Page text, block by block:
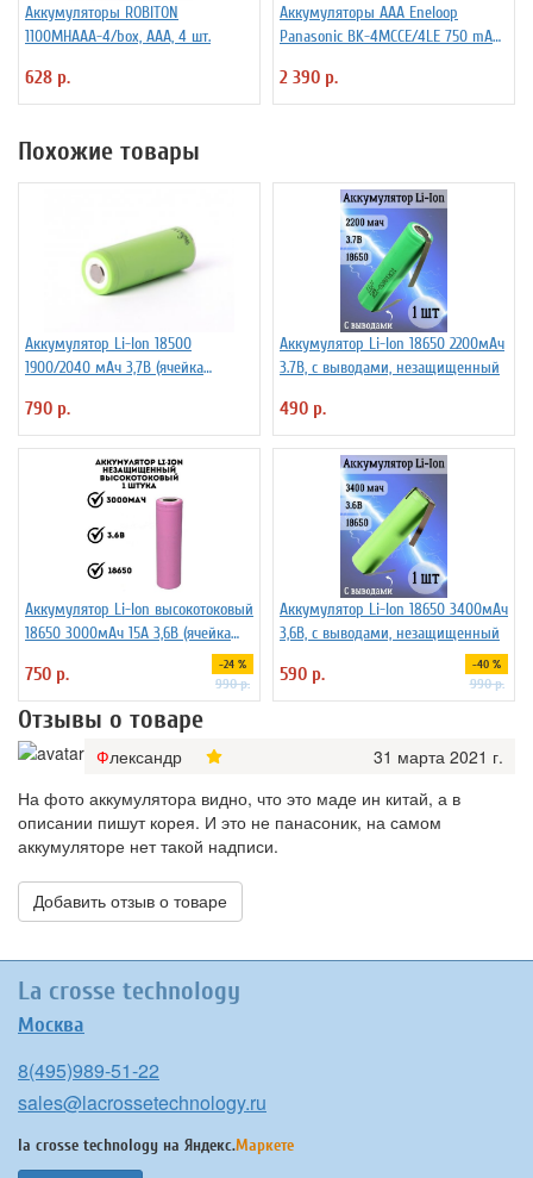
Аккумуляторы ROBITON
1100MHAAA-4/box, ААА, 4 шт.
628 р.
Аккумуляторы ААА Еneloop
Panasonic BK-4MCCE/4LE 750 mAh
2 390 р.
Похожие товары
Аккумулятор Li-Ion 18500
1900/2040 мАч 3,7В (ячейка
790 р.
Аккумулятор Li-Ion 18650 2200мАч
3.7В, с выводами, незащищенный
490 р.
Аккумулятор Li-Ion высокотоковый
18650 3000мАч 15А 3,6В (ячейка
незащищенный
750 р. -24 %
990 р.
Аккумулятор Li-Ion 18650 3400мАч
3,6В, с выводами, незащищенный
590 р. -40 %
990 р.
Отзывы о товаре
Флександр
31 марта 2021 г.
На фото аккумулятора видно, что это маде ин китай, а в
описании пишут корея. И это не панасоник, на самом
аккумуляторе нет такой надписи.
Добавить отзыв о товаре
La crosse technology
Москва
8(495)989-51-22
sales@lacrossetechnology.ru
la crosse technology на Яндекс.Маркете